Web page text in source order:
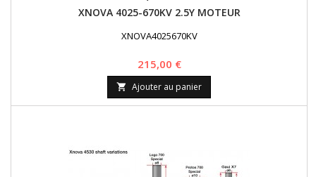
XNOVA 4025-670KV 2.5Y MOTEUR
XNOVA4025670KV
Prix
215,00 €
 Ajouter au panier